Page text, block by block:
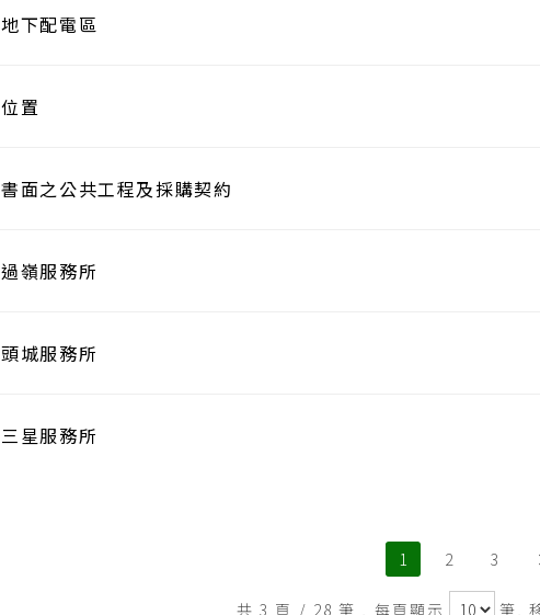
地下配電區
位置
書面之公共工程及採購契約
過嶺服務所
頭城服務所
三星服務所
1 2 3
共 3 頁 / 28 筆 , 每頁顯示 筆,